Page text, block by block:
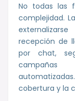
No todas las
complejidad.
recepción de
por chat,
campañas
cobertura y la